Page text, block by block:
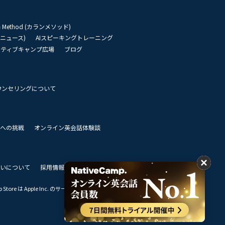
Method (カランメソッド)
ュース)
AIスピーキングトレーニング
ィブキャンプ広場
ブログ
ンセリングについて
の挑戦
オンライン英会話体験談
について 採用情報 私達のビジョン
は Apple Inc. のサービスマークです。